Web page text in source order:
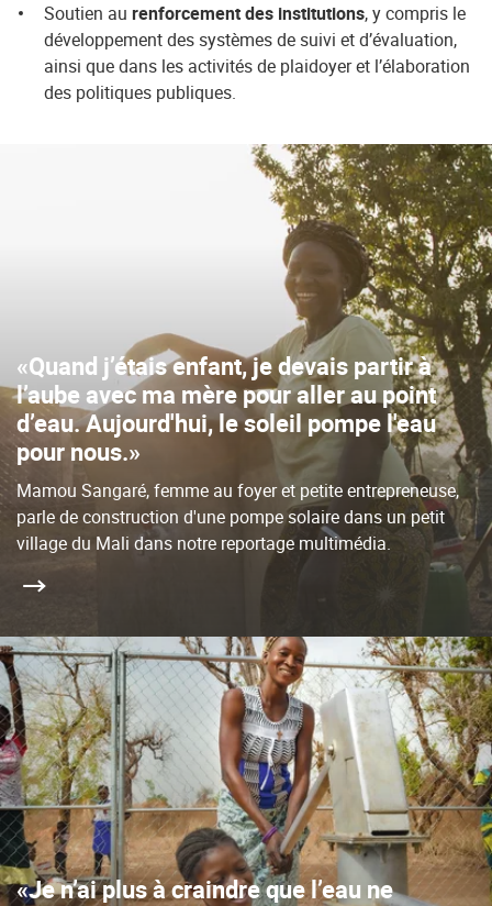
Soutien au renforcement des institutions, y compris le
développement des systèmes de suivi et d’évaluation,
ainsi que dans les activités de plaidoyer et l’élaboration
des politiques publiques.
«Quand j’étais enfant, je devais partir à
l’aube avec ma mère pour aller au point
d’eau. Aujourd'hui, le soleil pompe l'eau
pour nous.»
Mamou Sangaré, femme au foyer et petite entrepreneuse,
parle de construction d'une pompe solaire dans un petit
village du Mali dans notre reportage multimédia.
«Je n’ai plus à craindre que l’eau ne